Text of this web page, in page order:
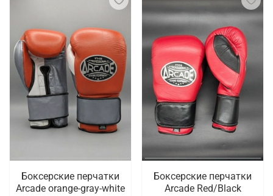
Боксерские перчатки
Arcade orange-gray-white
Боксерские перчатки
Arcade Red/Black